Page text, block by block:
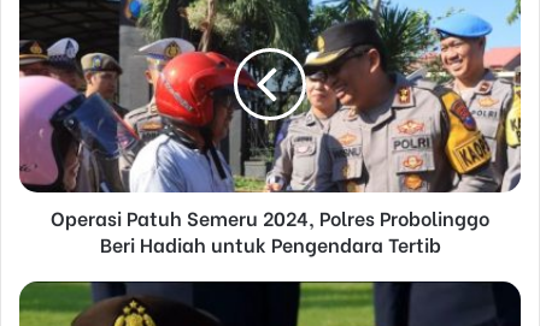
E
m
i
l
a
d
s
s
Operasi Patuh Semeru 2024, Polres Probolinggo
Beri Hadiah untuk Pengendara Tertib